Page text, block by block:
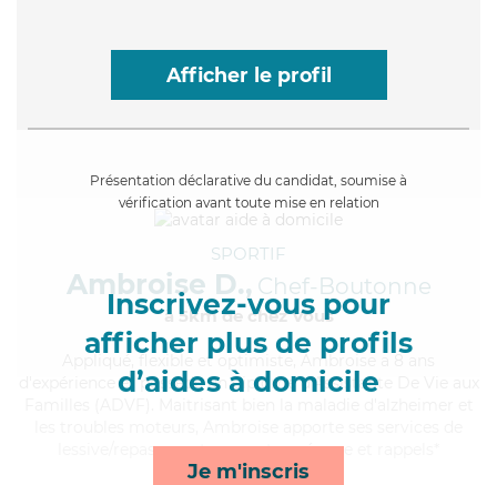
Afficher le profil
Présentation déclarative du candidat, soumise à
vérification avant toute mise en relation
Inscrivez-vous pour
afficher plus de profils
d’aides à domicile
Je m'inscris
SPORTIF
Ambroise D., Chef-Boutonne
à 5km de chez Vous
, flexible et optimiste, Ambroise a 8 ans
d'expérience et possède un diplôme d'Assistante De Vie aux
lessive/repassage, transports, ménage et rappels*